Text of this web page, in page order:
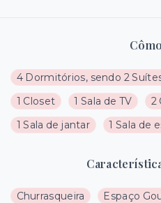
4 Dormitórios, sendo 2
1 Closet
1 Sala de TV
2
1 Sala de jantar
1 Sala de
Churrasqueira Espaço